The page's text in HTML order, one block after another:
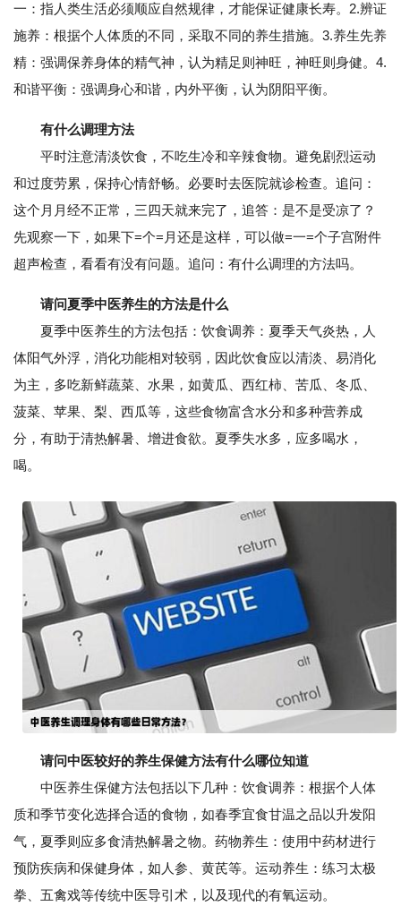
一：指人类生活必须顺应自然规律，才能保证健康长寿。2.辨证
施养：根据个人体质的不同，采取不同的养生措施。3.养生先养
精：强调保养身体的精气神，认为精足则神旺，神旺则身健。4.
和谐平衡：强调身心和谐，内外平衡，认为阴阳平衡。
有什么调理方法
平时注意清淡饮食，不吃生冷和辛辣食物。避免剧烈运动
和过度劳累，保持心情舒畅。必要时去医院就诊检查。追问：
这个月月经不正常，三四天就来完了，追答：是不是受凉了？
先观察一下，如果下=个=月还是这样，可以做=一=个子宫附件
超声检查，看看有没有问题。追问：有什么调理的方法吗。
请问夏季中医养生的方法是什么
夏季中医养生的方法包括：饮食调养：夏季天气炎热，人
体阳气外浮，消化功能相对较弱，因此饮食应以清淡、易消化
为主，多吃新鲜蔬菜、水果，如黄瓜、西红柿、苦瓜、冬瓜、
菠菜、苹果、梨、西瓜等，这些食物富含水分和多种营养成
分，有助于清热解暑、增进食欲。夏季失水多，应多喝水，
喝。
请问中医较好的养生保健方法有什么哪位知道
中医养生保健方法包括以下几种：饮食调养：根据个人体
质和季节变化选择合适的食物，如春季宜食甘温之品以升发阳
气，夏季则应多食清热解暑之物。药物养生：使用中药材进行
预防疾病和保健身体，如人参、黄芪等。运动养生：练习太极
拳、五禽戏等传统中医导引术，以及现代的有氧运动。